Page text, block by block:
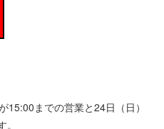
15:00までの営業と24日（日）